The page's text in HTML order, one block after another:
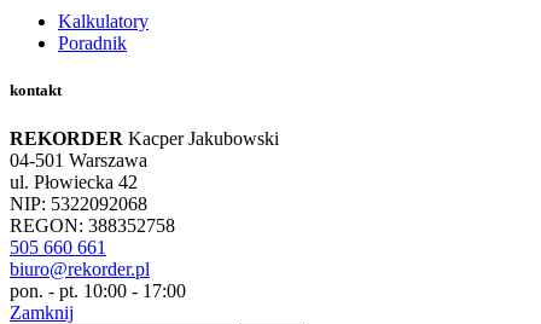
Kalkulatory
Poradnik
kontakt
REKORDER Kacper Jakubowski
04-501 Warszawa
ul. Płowiecka 42
NIP: 5322092068
REGON: 388352758
505 660 661
biuro@rekorder.pl
pon. - pt. 10:00 - 17:00
Zamknij